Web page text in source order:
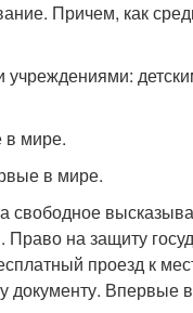
Причем, как
в мире.
в мире.
на защиту
проезд к
документу. Впервые